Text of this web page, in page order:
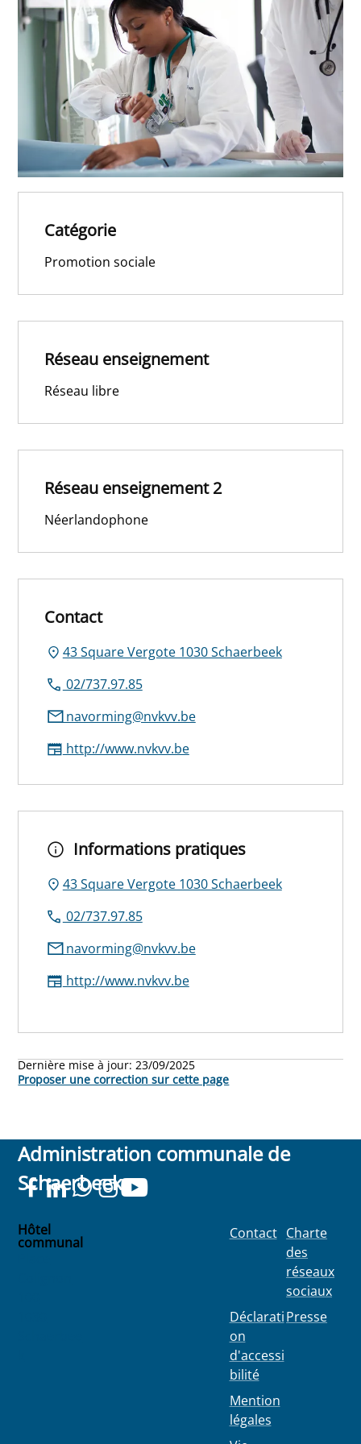
Catégorie
Promotion sociale
Réseau enseignement
Réseau libre
Réseau enseignement 2
Néerlandophone
Contact
43 Square Vergote 1030 Schaerbeek
02/737.97.85
navorming@nvkvv.be
http://www.nvkvv.be
Informations pratiques
43 Square Vergote 1030 Schaerbeek
02/737.97.85
navorming@nvkvv.be
http://www.nvkvv.be
Dernière mise à jour:23/09/2025
Proposer une correction sur cette page
Administration communale de
Schaerbeek
Hôtel
communal
Contact
Déclarati
on
d'accessi
bilité
Mention
légales
Charte
des
réseaux
sociaux
Presse